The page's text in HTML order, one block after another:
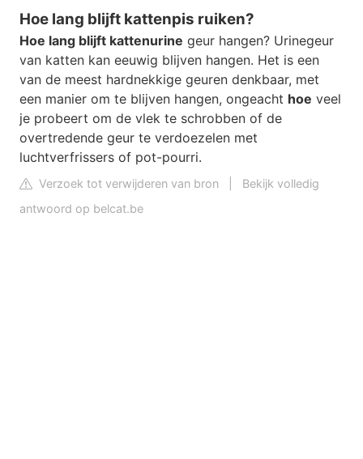
Hoe lang blijft kattenpis ruiken?
Hoe lang blijft kattenurine geur hangen? Urinegeur
van katten kan eeuwig blijven hangen. Het is een
van de meest hardnekkige geuren denkbaar, met
een manier om te blijven hangen, ongeacht hoe veel
je probeert om de vlek te schrobben of de
overtredende geur te verdoezelen met
luchtverfrissers of pot-pourri.
Verzoek tot verwijderen van bron
Bekijk volledig
antwoord op belcat.be